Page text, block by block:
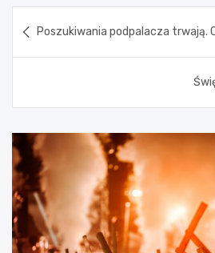
wpisu
Poszukiwania podpalacza trwają.